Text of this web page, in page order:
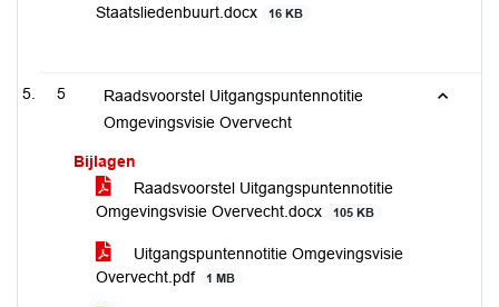
Staatsliedenbuurt.docx
16 KB
5
Raadsvoorstel Uitgangspuntennotitie
Omgevingsvisie Overvecht
Bijlagen
Raadsvoorstel Uitgangspuntennotitie
Omgevingsvisie Overvecht.docx
105 KB
Uitgangspuntennotitie Omgevingsvisie
Overvecht.pdf
1 MB